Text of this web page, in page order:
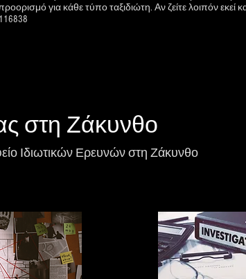
για κάθε τύπο ταξιδιώτη. Αν ζείτε λοιπόν εκεί
στη Ζάκυνθο
Ιδιωτικών Ερευνών στη Ζάκυνθο